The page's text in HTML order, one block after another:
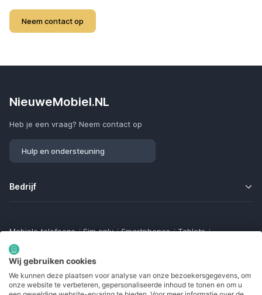
Neem contact op
NieuweMobiel.NL
Heb je een vraag? Neem contact op
Hulp en ondersteuning
Bedrijf
Mobiele telefoons / Sim only / Smartphones / Tablets /
Smartwatches
Bluetooth trackers / Opladers
Samsung Galaxy
Gamingtelefoons / Foldables / Robuuste telefoons /
Seniorentelefoons / Waterdichte telefoons / Refurbished
Wij gebruiken cookies
We kunnen deze plaatsen voor analyse van onze bezoekersgegevens, om
onze website te verbeteren, gepersonaliseerde inhoud te tonen en om u